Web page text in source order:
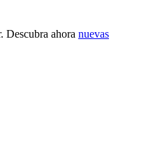
Descubra ahora nuevas